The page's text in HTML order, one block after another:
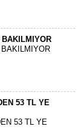
BAKILMIYOR
53 TL YE
53 TL YE